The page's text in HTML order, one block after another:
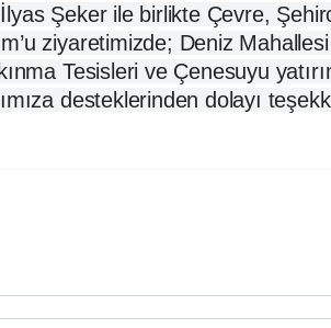
Şeker ile birlikte Çevre,
ziyaretimizde; Deniz
Tesisleri ve Çenesuyu
desteklerinden dolayı